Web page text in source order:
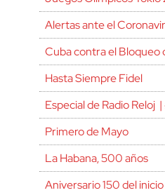
Alertas ante el
Cuba contra el Bloqueo
Hasta Siempre Fidel
Especial de Radio
Primero de Mayo
La Habana, 500 años
Aniversario 150 del